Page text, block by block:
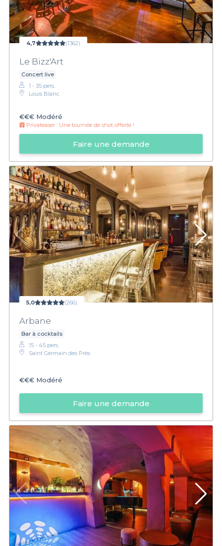
4,7 (1362)
Le Bizz'Art
Concert live
1 - 35 pers.
Louis Blanc
€€€ Modéré
Privateaser : Une tournée de shot offerte !
Faire une demande
5,0 (266)
Arbane
Bar à cocktails
15 - 45 pers.
Saint Germain des Près
€€€ Modéré
Faire une demande